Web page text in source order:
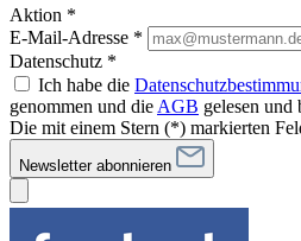
Aktion *
E-Mail-Adresse *
Datenschutz *
Ich habe die
genommen und die AGB gelesen und
Die mit einem Stern (*) markierten
Newsletter abonnieren